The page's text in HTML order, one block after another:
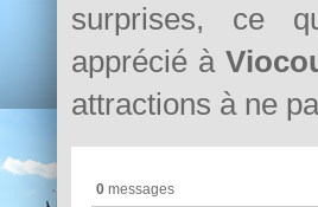
surprises, ce
apprécié à
attractions à ne
0messages